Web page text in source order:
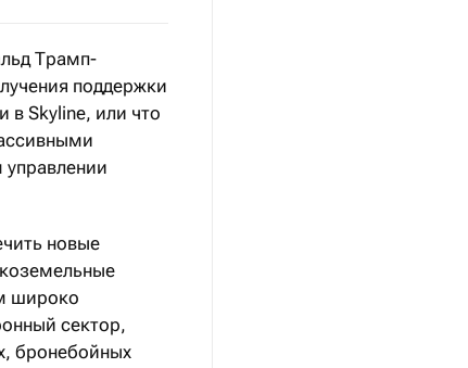
Трамп-
поддержки
в Skyline, или что
новые
широко
сектор,
бронебойных